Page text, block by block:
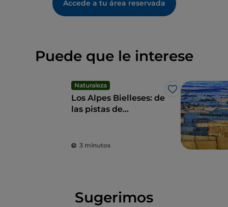
Accede a tu área reservada
Puede que le interese
Naturaleza
Me gusta
Los Alpes Bielleses: de
las pistas de
3 minutos
Sugerimos